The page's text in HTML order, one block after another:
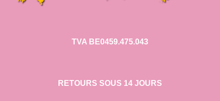
TVA BE0459.475.043
RETOURS SOUS 14 JOURS